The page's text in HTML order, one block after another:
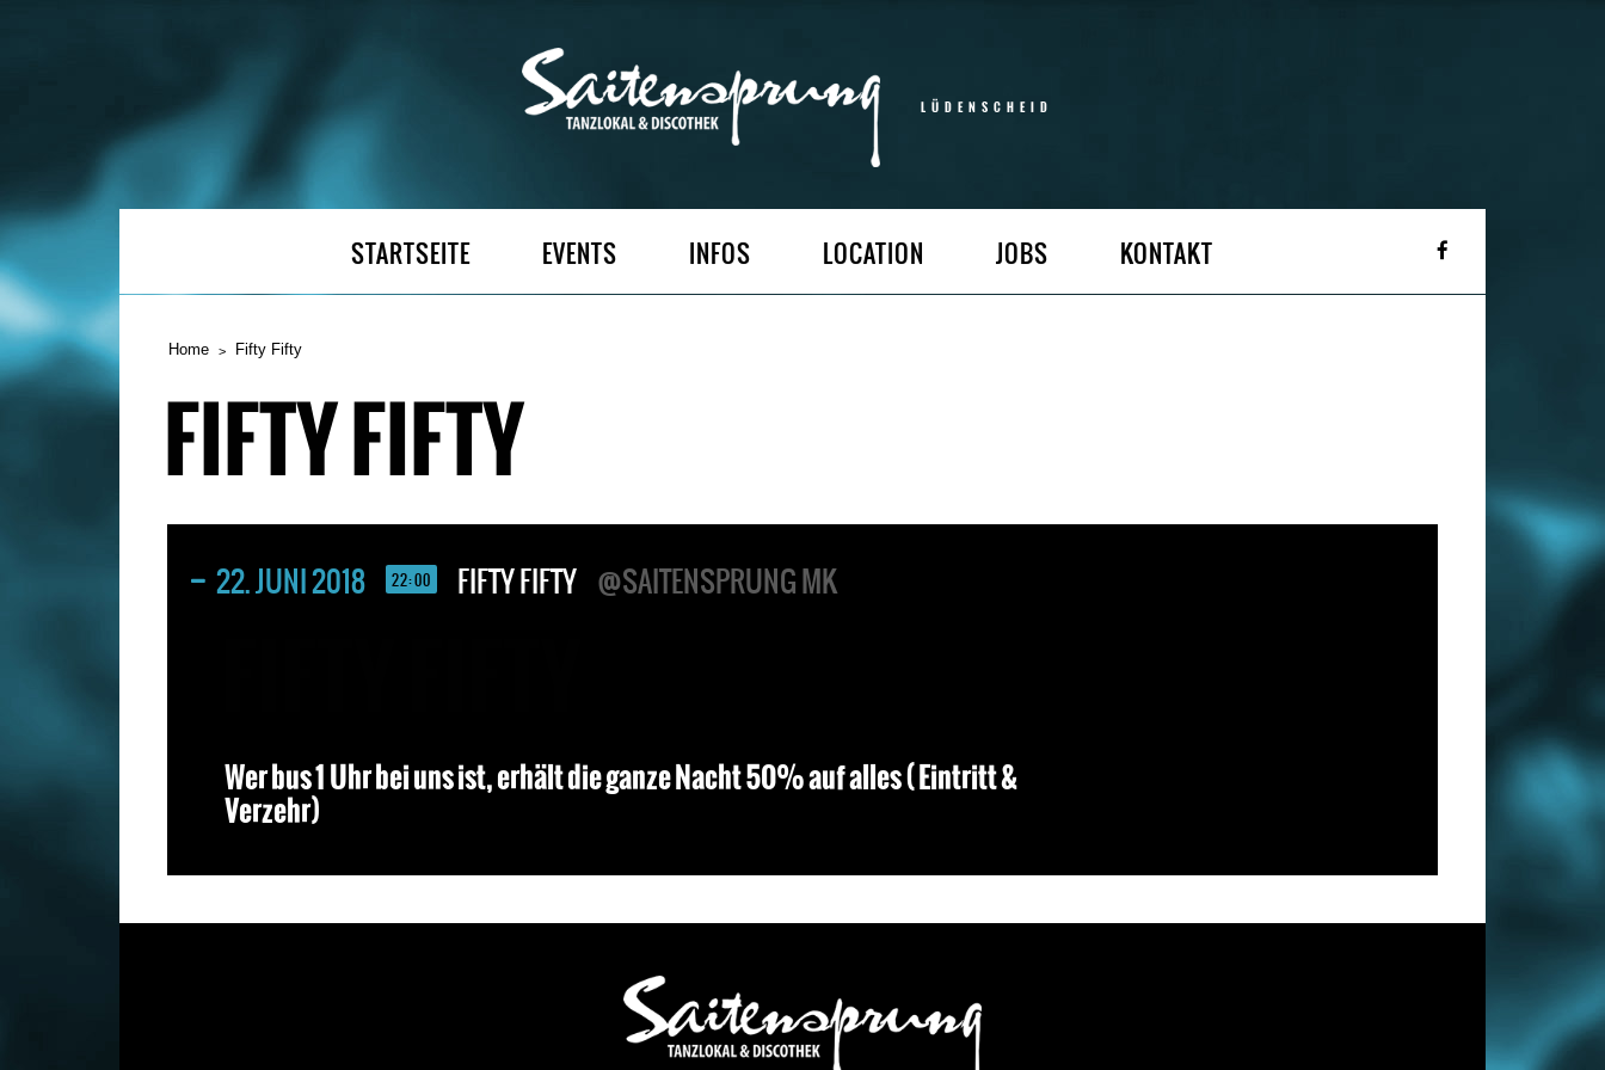
LÜDENSCHEID
STARTSEITE EVENTS INFOS LOCATION JOBS KONTAKT
Home Fifty Fifty
FIFTY FIFTY
22. JUNI 2018 22:00 FIFTY FIFTY @SAITENSPRUNG MK
Wer bus 1 Uhr bei uns ist, erhält die ganze Nacht 50% auf alles ( Eintritt &
Verzehr)